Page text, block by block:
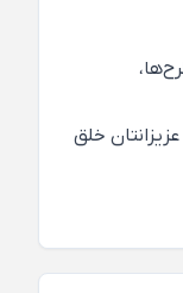
و روح‌نواز را برای خود و عزیزانتان خلق